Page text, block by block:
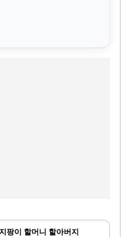
팡이 할머니 할아버지